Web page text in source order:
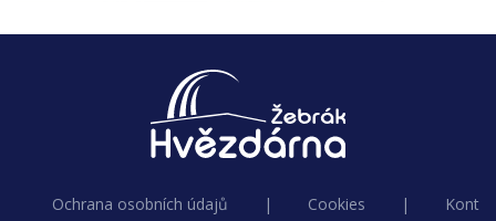
Ochrana osobních údajů | Cookies |